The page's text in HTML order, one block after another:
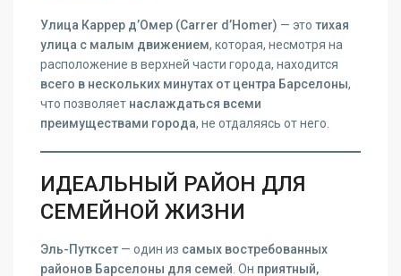
Улица Каррер д’Омер (Carrer d’Homer) — этотихая
улица с малым движением, которая, несмотря на
расположение в верхней части города, находится
всего в нескольких минутах от центра Барселоны,
что позволяет наслаждаться всеми
преимуществами города, не отдаляясь от него.
ИДЕАЛЬНЫЙ РАЙОН ДЛЯ
СЕМЕЙНОЙ ЖИЗНИ
Эль-Путксет — один из самых востребованных
районов Барселоны для семей . Он приятный,